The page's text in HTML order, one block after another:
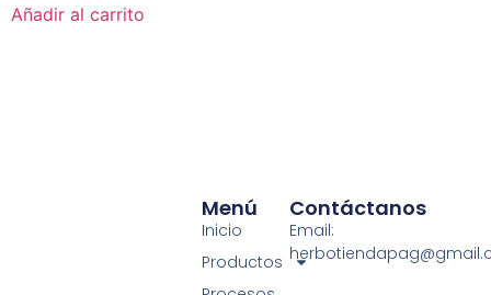
Añadir al carrito
Menú
Inicio
Productos
Contáctanos
Email: